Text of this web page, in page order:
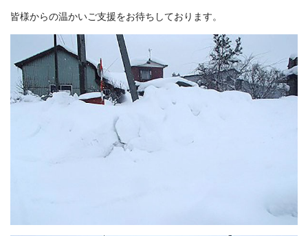
皆様からの温かいご支援をお待ちしております。